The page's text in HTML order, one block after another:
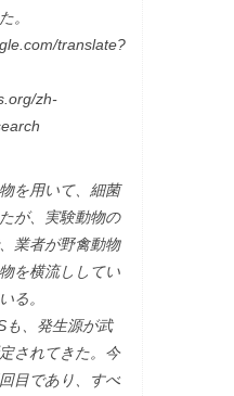
。
translate?
zh-
を用いて、細菌
が、実験動物の
業者が野禽動物
を横流ししてい
る。
も、発生源が武
されてきた。今
目であり、すべ